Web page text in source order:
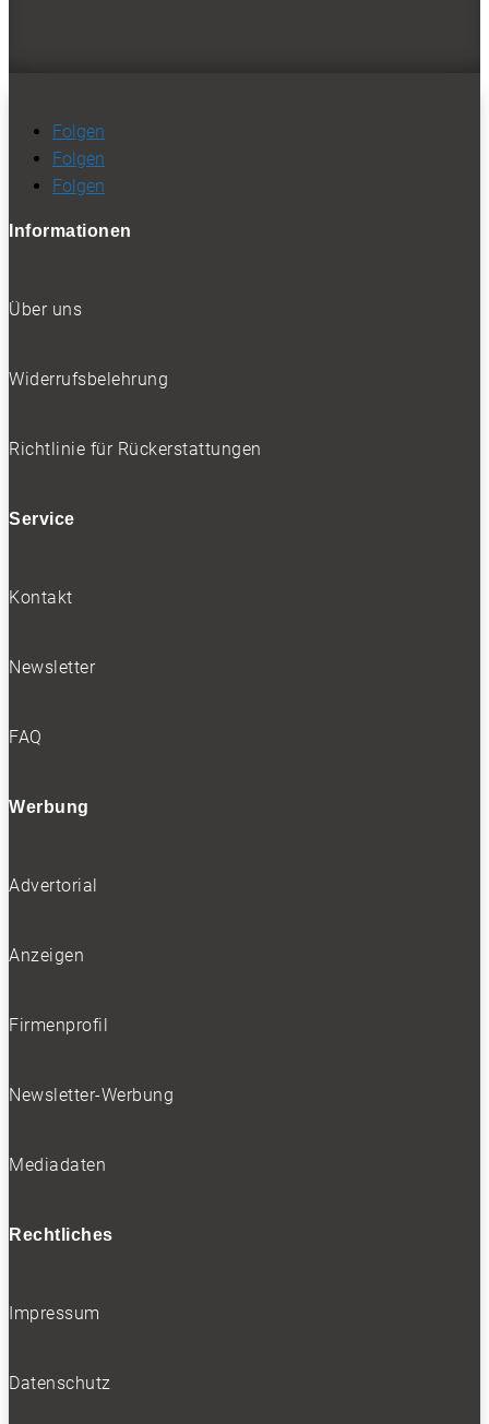
Folgen
Folgen
Folgen
Informationen
Über uns
Widerrufsbelehrung
Richtlinie für Rückerstattungen
Service
Kontakt
Newsletter
FAQ
Werbung
Advertorial
Anzeigen
Firmenprofil
Newsletter-Werbung
Mediadaten
Rechtliches
Impressum
Datenschutz